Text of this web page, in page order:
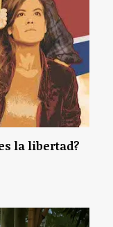
la libertad?